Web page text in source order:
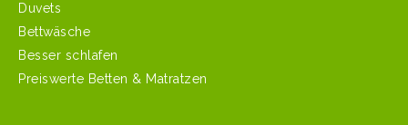
Duvets
Bettwäsche
Besser schlafen
Preiswerte Betten & Matratzen